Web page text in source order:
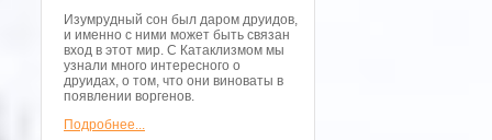
Изумрудный сон был даром друидов,
и именно с ними может быть связан
вход в этот мир. С Катаклизмом мы
узнали много интересного о
друидах, о том, что они виноваты в
появлении воргенов.
Подробнее...